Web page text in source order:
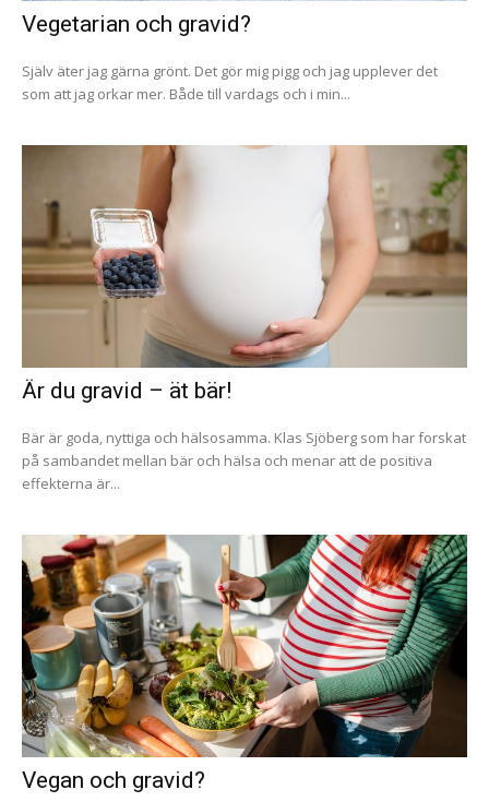
Vegetarian och gravid?
Själv äter jag gärna grönt. Det gör mig pigg och jag upplever det
som att jag orkar mer. Både till vardags och i min...
Är du gravid – ät bär!
Bär är goda, nyttiga och hälsosamma. Klas Sjöberg som har forskat
på sambandet mellan bär och hälsa och menar att de positiva
effekterna är...
Vegan och gravid?